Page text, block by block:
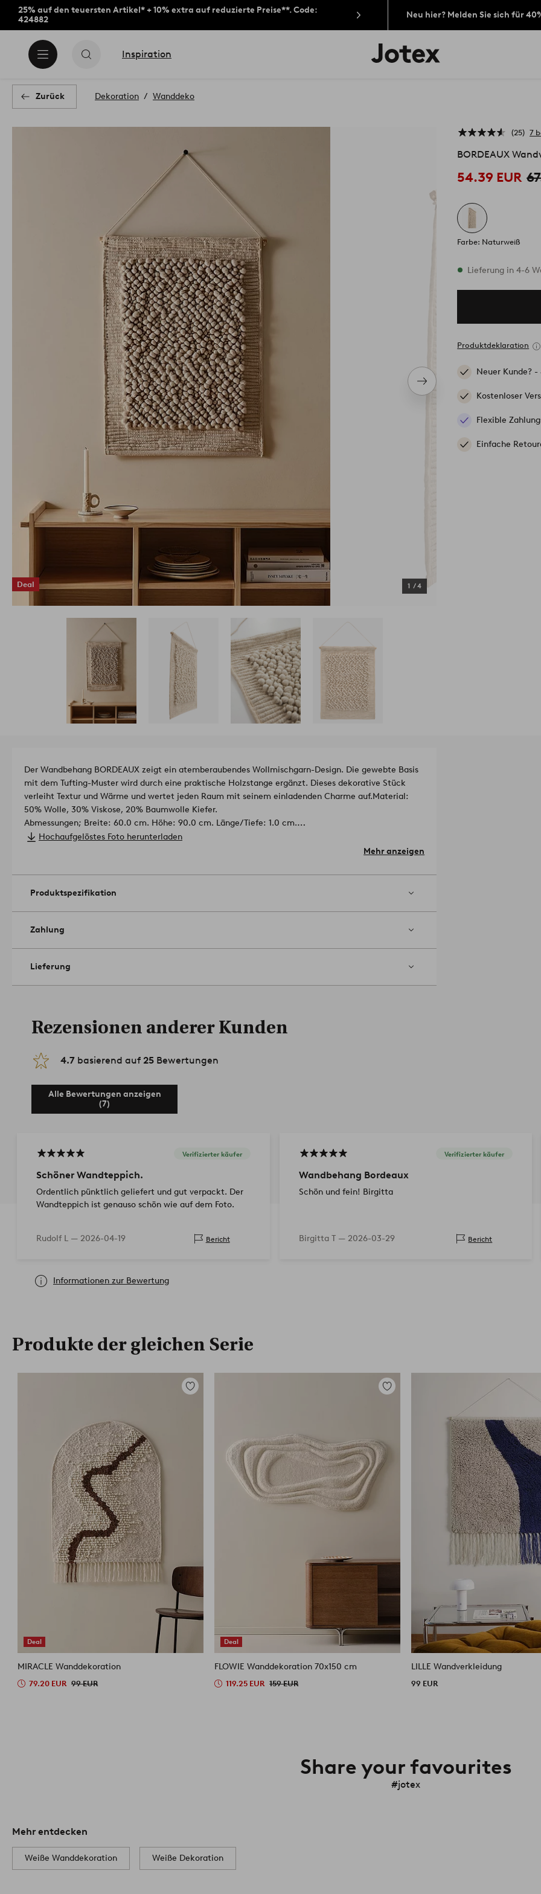
25% auf den teuersten Artikel* + 10% extra auf reduzierte Preise**. Code:
424882
Neu hier? Melden Sie sich für
Inspiration
Jotex-
Logo
Zurück Dekoration Wanddeko
Nächstes
Produkt
Deal 1 /4
25 7
BORDEAUX
54.39 EUR
Farbe: Naturweiß
Vorrätig
Lieferung in 4-6
Produktdeklaration
Neuer Kunde? -
Kostenloser
Flexible
Einfache
Der Wandbehang BORDEAUX zeigt ein atemberaubendes Wollmischgarn-Design. Die gewebte Basis
mit dem Tufting-Muster wird durch eine praktische Holzstange ergänzt. Dieses dekorative Stück
verleiht Textur und Wärme und wertet jeden Raum mit seinem einladenden Charme auf.Material:
50% Wolle, 30% Viskose, 20% Baumwolle Kiefer.
Abmessungen; Breite: 60.0 cm. Höhe: 90.0 cm. Länge/Tiefe: 1.0 cm.
Grammgewicht: 3510 g/m².
Hochaufgelöstes Foto herunterladen
Mehr anzeigen
Produktspezifikation
Zahlung
Lieferung
Rezensionen anderer Kunden
4.7 basierend auf 25 Bewertungen
Alle Bewertungen anzeigen
(7)
Verifizierter käufer
Schöner Wandteppich.
Ordentlich pünktlich geliefert und gut verpackt. Der
Wandteppich ist genauso schön wie auf dem Foto.
Rudolf L — 2026-04-19 Bericht
Verifizierter käufer
Wandbehang Bordeaux
Schön und fein! Birgitta
Birgitta T — 2026-03-29 Bericht
Informationen zur Bewertung
Produkte der gleichen Serie
Deal
Zu
MIRACLE Wanddekoration
79.20 EUR 99 EUR
Deal
Zu
FLOWIE Wanddekoration 70x150 cm
119.25 EUR 159 EUR
LILLE Wandverkleidung
99 EUR
Share your favourites
#jotex
Mehr entdecken
Weiße Wanddekoration Weiße Dekoration